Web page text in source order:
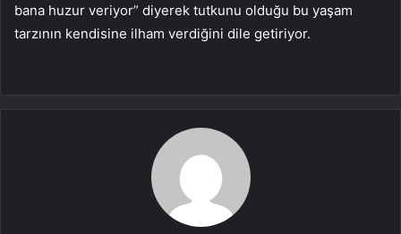
bana huzur veriyor” diyerek tutkunu olduğu bu yaşam
tarzının kendisine ilham verdiğini dile getiriyor.